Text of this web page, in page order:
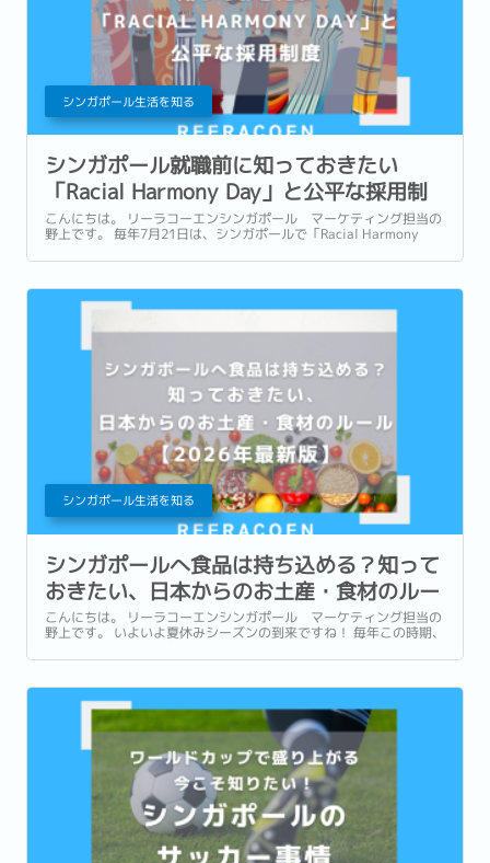
シンガポール生活を知る
シンガポール就職前に知っておきたい
「Racial Harmony Day」と公平な採用制
度
こんにちは。 リーラコーエンシンガポール マーケティング担当の
野上です。 毎年7月21日は、シンガポールで「Racial Harmony
シンガポール生活を知る
シンガポールへ食品は持ち込める？知って
おきたい、日本からのお土産・食材のルー
ル【2026年最新版】
こんにちは。 リーラコーエンシンガポール マーケティング担当の
野上です。 いよいよ夏休みシーズンの到来ですね！ 毎年この時期、
帰国を計画されている方も多いのではないでしょうか。...